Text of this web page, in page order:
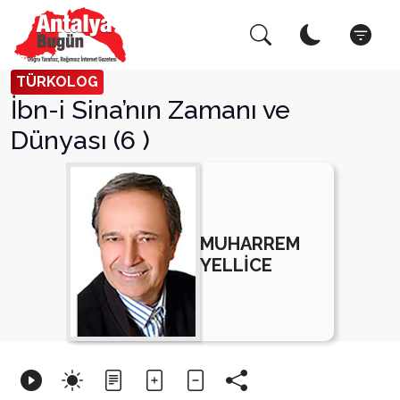
TÜRKOLOG
İbn-i Sina’nın Zamanı ve
Dünyası (6 )
MUHARREM
YELLİCE
Arama Yap! Kapat